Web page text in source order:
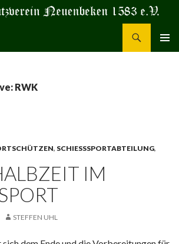
RWK
, SCHIESSSPORTABTEILUNG
,
IM
STEFFEN UHL